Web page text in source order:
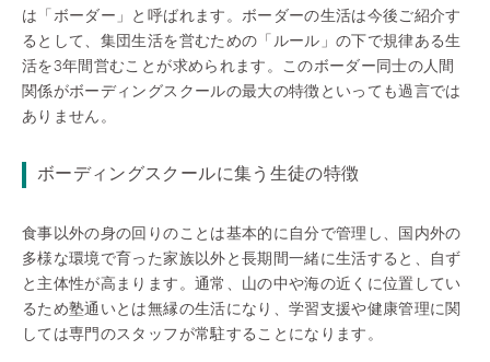
は「ボーダー」と呼ばれます。ボーダーの生活は今後ご紹介す
るとして、集団生活を営むための「ルール」の下で規律ある生
活を3年間営むことが求められます。このボーダー同士の人間
関係がボーディングスクールの最大の特徴といっても過言では
ありません。
ボーディングスクールに集う生徒の特徴
食事以外の身の回りのことは基本的に自分で管理し、国内外の
多様な環境で育った家族以外と長期間一緒に生活すると、自ず
と主体性が高まります。通常、山の中や海の近くに位置してい
るため塾通いとは無縁の生活になり、学習支援や健康管理に関
しては専門のスタッフが常駐することになります。